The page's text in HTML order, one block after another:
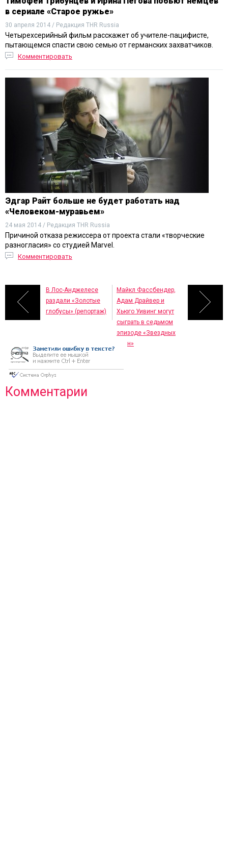
в сериале «Старое ружье»
30 апреля 2014 / Редакция THR Russia
Четырехсерийный фильм расскажет об учителе-пацифисте,
пытающемся спасти свою семью от германских захватчиков.
Комментировать
Эдгар Райт больше не будет работать над
«Человеком-муравьем»
24 мая 2014 / Редакция THR Russia
Причиной отказа режиссера от проекта стали «творческие
разногласия» со студией Marvel.
Комментировать
В Лос-Анджелесе
раздали «Золотые
глобусы» (репортаж)
Майкл Фассбендер,
Адам Драйвер и
Хьюго Уивинг могут
сыграть в седьмом
эпизоде «Звездных
войн»
Комментарии